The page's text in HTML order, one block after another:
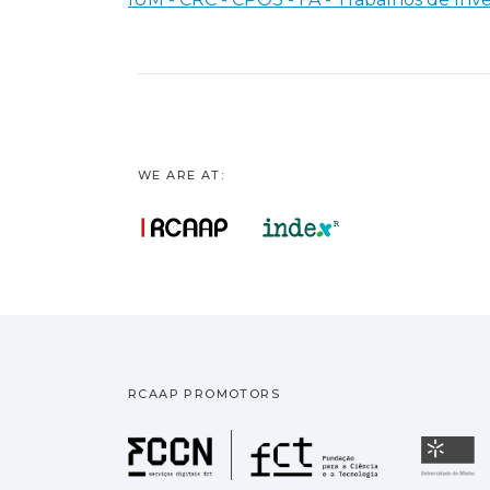
WE ARE AT:
RCAAP PROMOTORS
Fundação